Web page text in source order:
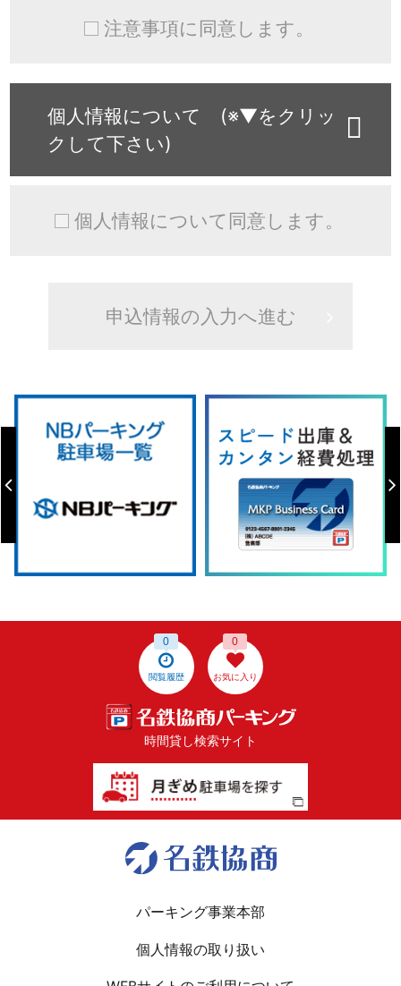
注意事項に同意します。
個人情報について (※▼をクリッ
クして下さい)
個人情報について同意します。
閲覧履歴
0
お気に入り
0
時間貸し検索サイト
パーキング事業本部
個人情報の取り扱い